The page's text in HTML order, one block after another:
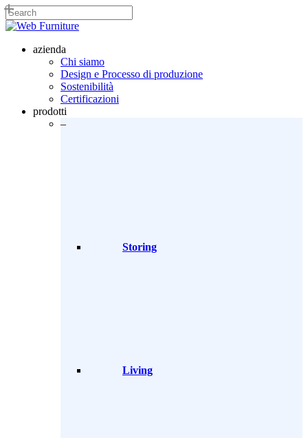
Skip
to
content
Close
search
Menu
azienda
Chi siamo
Design e Processo di produzione
Sostenibilità
Certificazioni
prodotti
–
Storing
Living